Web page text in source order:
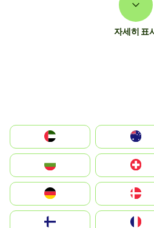
자세히 표
الإمارات العربية المتحدة
Switzerland
Deutschland
United Kingdom